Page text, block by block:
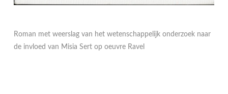
Roman met weerslag van het wetenschappelijk onderzoek naar
de invloed van Misia Sert op oeuvre Ravel